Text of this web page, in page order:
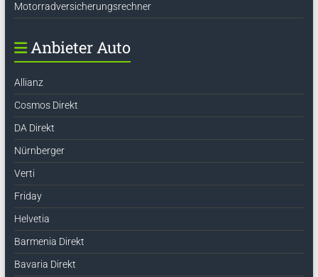
Motorradversicherungsrechner
Anbieter Auto
Allianz
Cosmos Direkt
DA Direkt
Nürnberger
Verti
Friday
Helvetia
Barmenia Direkt
Bavaria Direkt